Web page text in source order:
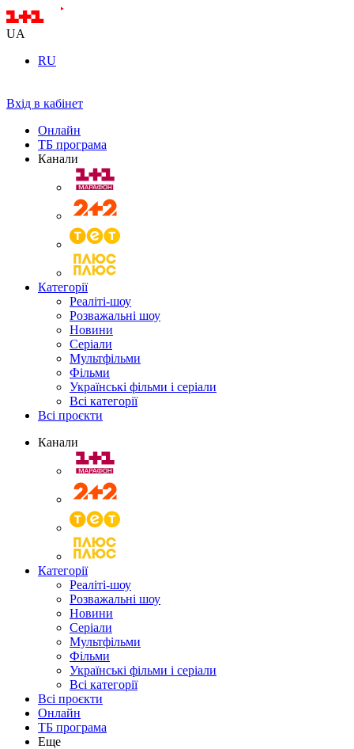
UA
RU
Вхід в кабінет
Онлайн
ТБ програма
Канали
Категорії
Реаліті-шоу
Розважальні шоу
Новини
Серіали
Мультфільми
Фільми
Українські фільми і серіали
Всі категорії
Всі проєкти
Канали
Категорії
Реаліті-шоу
Розважальні шоу
Новини
Серіали
Мультфільми
Фільми
Українські фільми і серіали
Всі категорії
Всі проєкти
Онлайн
ТБ програма
Еще